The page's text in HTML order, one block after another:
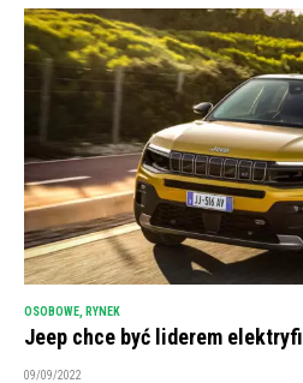
OSOBOWE RYNEK
Jeep chce być liderem
09/09/2022